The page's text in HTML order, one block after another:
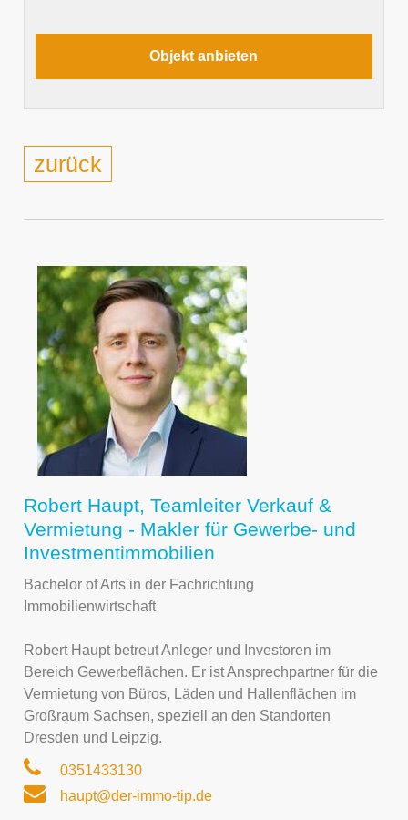
zurück
Robert Haupt, Teamleiter Verkauf &
Vermietung - Makler für Gewerbe- und
Investmentimmobilien
Bachelor of Arts in der Fachrichtung
Immobilienwirtschaft
Robert Haupt betreut Anleger und Investoren im
Bereich Gewerbeflächen. Er ist Ansprechpartner für die
Vermietung von Büros, Läden und Hallenflächen im
Großraum Sachsen, speziell an den Standorten
Dresden und Leipzig.
0351433130
haupt@der-immo-tip.de